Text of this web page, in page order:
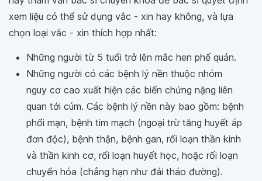
xem liệu có thể sử dụng vắc - xin hay không, và lựa
chọn loại vắc - xin thích hợp nhất:
Những người từ 5 tuổi trở lên mắc hen phế quản.
Những người có các bệnh lý nền thuộc nhóm
nguy cơ cao xuất hiện các biến chứng nặng liên
quan tới cúm. Các bệnh lý nền này bao gồm: bệnh
phổi mạn, bệnh tim mạch (ngoại trừ tăng huyết áp
đơn độc), bệnh thận, bệnh gan, rối loạn thần kinh
và thần kinh cơ, rối loạn huyết học, hoặc rối loạn
chuyển hóa (chẳng hạn như đái tháo đường).